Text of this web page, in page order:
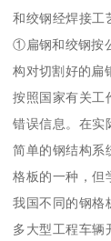
和绞钢经焊接工
①扁钢和绞钢按
构对切割好的扁
按照国家有关工
错误信息。在实
简单的钢结构系
格板的一种，但
我国不同的钢格
多大型工程车辆